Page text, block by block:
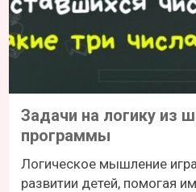
Задачи на логику из
программы
Логическое мышление
развитии детей, помогая